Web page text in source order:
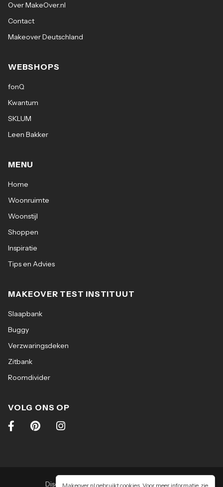
Makeover.nl gebruikt cookies. Voor meer informatie, zie
Over MakeOver.nl
Contact
Makeover Deutschland
WEBSHOPS
fonQ
Kwantum
SKLUM
Leen Bakker
MENU
Home
Woonruimte
Woonstijl
Shoppen
Inspiratie
Tips en Advies
MAKEOVER TEST INSTITUUT
Slaapbank
Buggy
Verzwaringsdeken
Zitbank
Roomdivider
VOLG ONS OP
Disclaimer | Algemene voorwaarden |